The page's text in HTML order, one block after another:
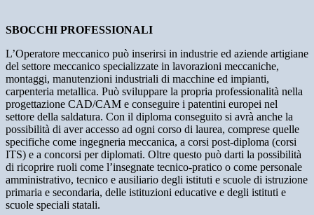
SBOCCHI PROFESSIONALI
L’Operatore meccanico può inserirsi in industrie ed aziende artigiane
del settore meccanico specializzate in lavorazioni meccaniche,
montaggi, manutenzioni industriali di macchine ed impianti,
carpenteria metallica. Può sviluppare la propria professionalità nella
progettazione CAD/CAM e conseguire i patentini europei nel
settore della saldatura. Con il diploma conseguito si avrà anche la
possibilità di aver accesso ad ogni corso di laurea, comprese quelle
specifiche come ingegneria meccanica, a corsi post-diploma (corsi
ITS) e a concorsi per diplomati. Oltre questo può darti la possibilità
di ricoprire ruoli come l’insegnate tecnico-pratico o come personale
amministrativo, tecnico e ausiliario degli istituti e scuole di istruzione
primaria e secondaria, delle istituzioni educative e degli istituti e
scuole speciali statali.